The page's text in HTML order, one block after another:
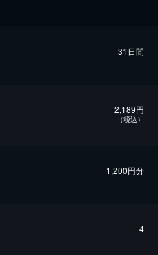
31日間
2,189円
（税込）
1,200円分
4